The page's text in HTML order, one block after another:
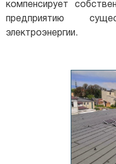
компенсирует
предприятию
электроэнергии.